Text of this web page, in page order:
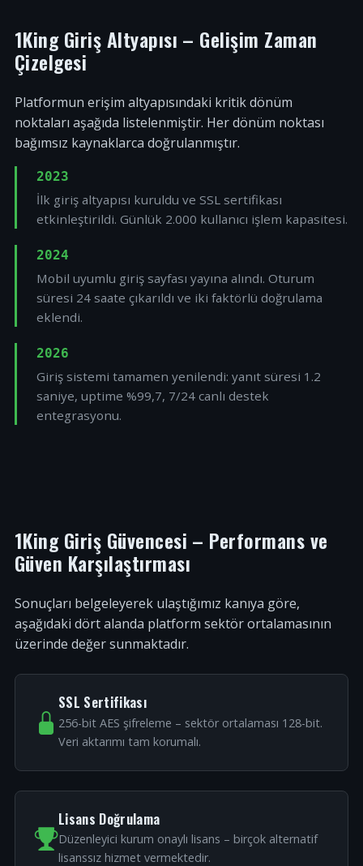
1King Giriş Altyapısı – Gelişim Zaman
Çizelgesi
Platformun erişim altyapısındaki kritik dönüm
noktaları aşağıda listelenmiştir. Her dönüm noktası
bağımsız kaynaklarca doğrulanmıştır.
2023
İlk giriş altyapısı kuruldu ve SSL sertifikası
etkinleştirildi. Günlük 2.000 kullanıcı işlem kapasitesi.
2024
Mobil uyumlu giriş sayfası yayına alındı. Oturum
süresi 24 saate çıkarıldı ve iki faktörlü doğrulama
eklendi.
2026
Giriş sistemi tamamen yenilendi: yanıt süresi 1.2
saniye, uptime %99,7, 7/24 canlı destek
entegrasyonu.
1King Giriş Güvencesi – Performans ve
Güven Karşılaştırması
Sonuçları belgeleyerek ulaştığımız kanıya göre,
aşağıdaki dört alanda platform sektör ortalamasının
üzerinde değer sunmaktadır.
SSL Sertifikası
256-bit AES şifreleme – sektör ortalaması 128-bit.
Veri aktarımı tam korumalı.
Lisans Doğrulama
Düzenleyici kurum onaylı lisans – birçok alternatif
lisanssız hizmet vermektedir.